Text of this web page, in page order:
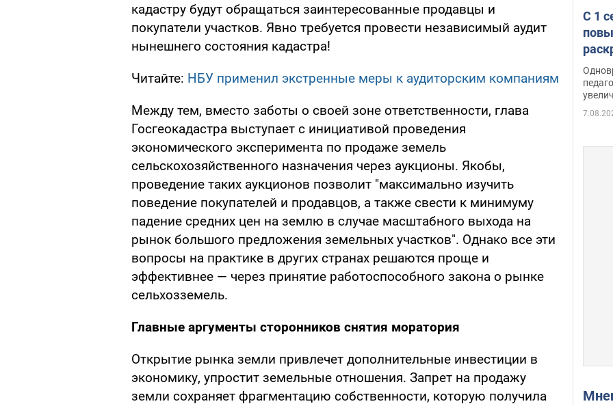
кадастру будут обращаться заинтересованные продавцы и
покупатели участков. Явно требуется провести независимый аудит
нынешнего состояния кадастра!
Читайте: НБУ применил экстренные меры к аудиторским компаниям
Между тем, вместо заботы о своей зоне ответственности, глава
Госгеокадастра выступает с инициативой проведения
экономического эксперимента по продаже земель
сельскохозяйственного назначения через аукционы. Якобы,
проведение таких аукционов позволит "максимально изучить
поведение покупателей и продавцов, а также свести к минимуму
падение средних цен на землю в случае масштабного выхода на
рынок большого предложения земельных участков". Однако все эти
вопросы на практике в других странах решаются проще и
эффективнее — через принятие работоспособного закона о рынке
сельхозземель.
Главные аргументы сторонников снятия моратория
Открытие рынка земли привлечет дополнительные инвестиции в
экономику, упростит земельные отношения. Запрет на продажу
земли сохраняет фрагментацию собственности, которую получила
С 1